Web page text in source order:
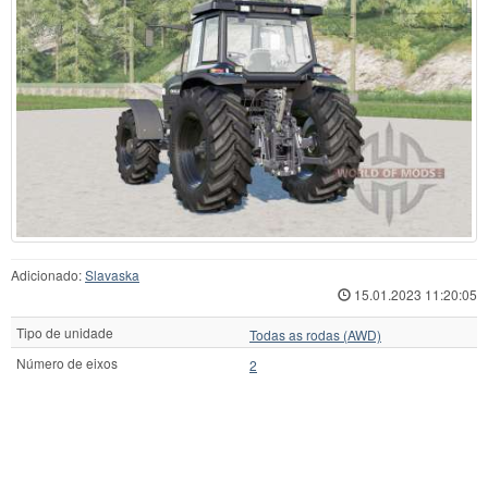
Adicionado:Slavaska
15.01.2023 11:20:05
Tipo de unidade
Todas as rodas (AWD)
Número de eixos
2